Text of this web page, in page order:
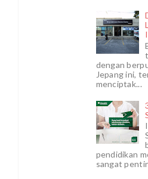
dengan
Jepang ini,
menciptak...
pendidikan
sangat